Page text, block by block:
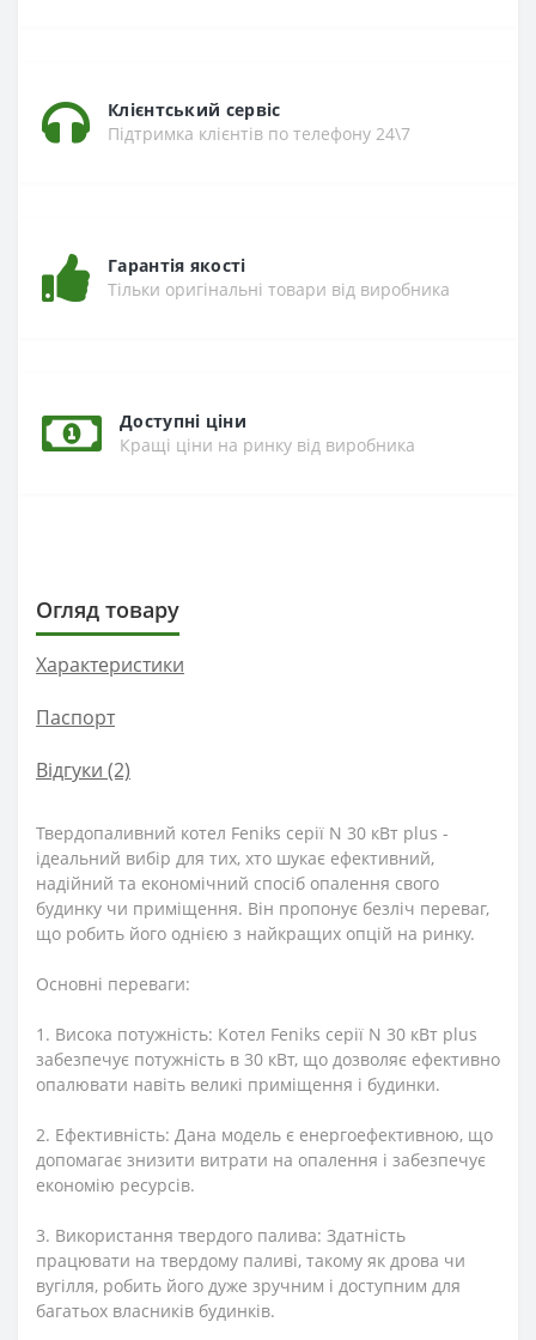
Клієнтський сервіс
Підтримка клієнтів по телефону 24\7
Гарантія якості
Тільки оригінальні товари від виробника
Доступні ціни
Кращі ціни на ринку від виробника
Огляд товару
Характеристики
Паспорт
Відгуки (2)
Твердопаливний котел Feniks серії N 30 кВт plus -
ідеальний вибір для тих, хто шукає ефективний,
надійний та економічний спосіб опалення свого
будинку чи приміщення. Він пропонує безліч переваг,
що робить його однією з найкращих опцій на ринку.
Основні переваги:
1. Висока потужність: Котел Feniks серії N 30 кВт plus
забезпечує потужність в 30 кВт, що дозволяє ефективно
опалювати навіть великі приміщення і будинки.
2. Ефективність: Дана модель є енергоефективною, що
допомагає знизити витрати на опалення і забезпечує
економію ресурсів.
3. Використання твердого палива: Здатність
працювати на твердому паливі, такому як дрова чи
вугілля, робить його дуже зручним і доступним для
багатьох власників будинків.